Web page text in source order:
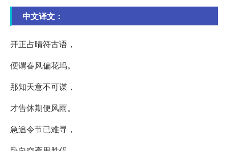
中文译文：
开正占晴符古语，
便谓春风偏花坞。
那知天意不可谋，
才告休期便风雨。
急追令节已难寻，